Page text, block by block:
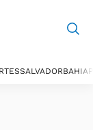
SALVADORBAHIA